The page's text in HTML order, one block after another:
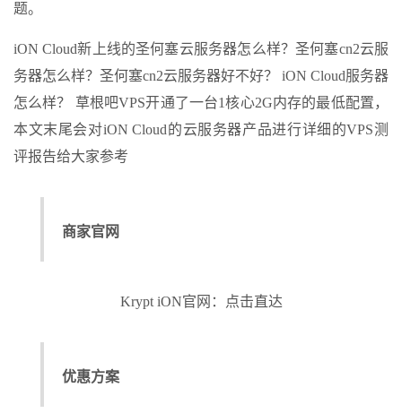
题。
iON Cloud新上线的圣何塞云服务器怎么样？圣何塞cn2云服
务器怎么样？圣何塞cn2云服务器好不好？ iON Cloud服务器
怎么样？ 草根吧VPS开通了一台1核心2G内存的最低配置，
本文末尾会对iON Cloud的云服务器产品进行详细的VPS测
评报告给大家参考
商家官网
Krypt iON官网：点击直达
优惠方案